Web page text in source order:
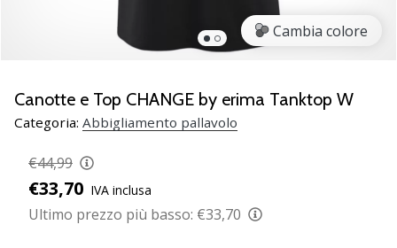
Weplayvolleyball
un
fanatico
della
come
noi?
Unisciti
Cambia colore
Canotte e Top CHANGE by erima Tanktop W
Categoria: Abbigliamento pallavolo
€44,99
€33,70 IVA inclusa
Ultimo prezzo più basso: €33,70